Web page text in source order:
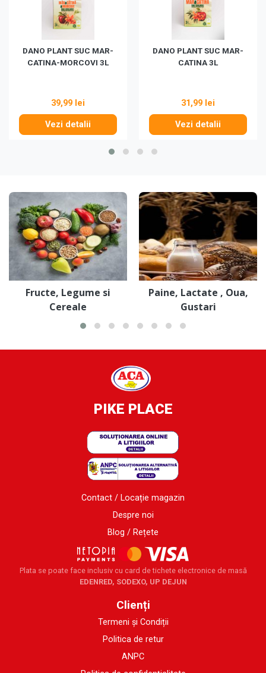
DANO PLANT SUC MAR-
CATINA-MORCOVI 3L
39,99 lei
Vezi detalii
DANO PLANT SUC MAR-
CATINA 3L
31,99 lei
Vezi detalii
Fructe, Legume si
Cereale
Paine, Lactate , Oua,
Gustari
PIKE PLACE
Contact / Locație magazin
Despre noi
Blog / Rețete
Plata se poate face inclusiv cu card de tichete electronice de masă
EDENRED, SODEXO, UP DEJUN
Clienți
Termeni și Condiții
Politica de retur
ANPC